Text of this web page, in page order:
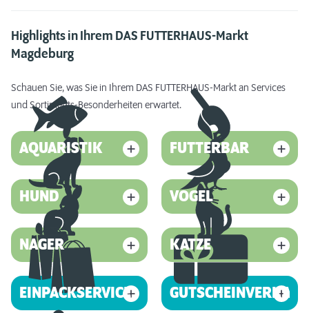
Highlights in Ihrem DAS FUTTERHAUS-Markt
Magdeburg
Schauen Sie, was Sie in Ihrem DAS FUTTERHAUS-Markt an Services
und Sortiments-Besonderheiten erwartet.
AQUARISTIK FUTTERBAR
HUND VOGEL
NAGER KATZE
EINPACKSERVICE GUTSCHEINVERKAUF